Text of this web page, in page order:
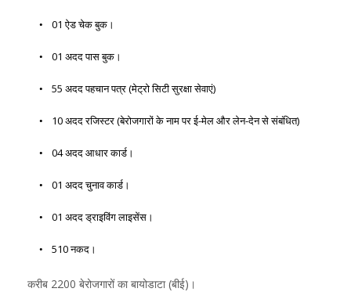
01 ऐड चेक बुक।
01 अदद पास बुक।
55 अदद पहचान पत्र (मेट्रो सिटी सुरक्षा सेवाएं)
10 अदद रजिस्टर (बेरोजगारों के नाम पर ई-मेल और लेन-देन से संबंधित)
04 अदद आधार कार्ड।
01 अदद चुनाव कार्ड।
01 अदद ड्राइविंग लाइसेंस।
510 नकद।
करीब 2200 बेरोजगारों का बायोडाटा (बीई)।